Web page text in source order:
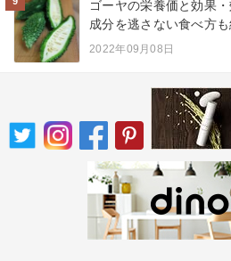
ゴーヤの栄養価と効果
成分を逃さない食べ方も
2022年09月08日